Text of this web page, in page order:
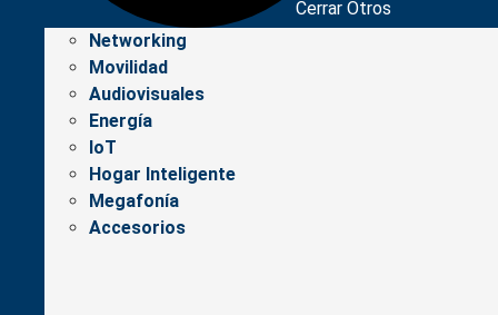
Cerrar Otros
Networking
Movilidad
Audiovisuales
Energía
IoT
Hogar Inteligente
Megafonía
Accesorios